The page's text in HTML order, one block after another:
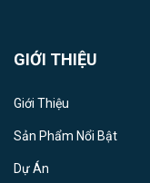
GIỚI THIỆU
Giới Thiệu
Sản Phẩm Nổi Bật
Dự Án